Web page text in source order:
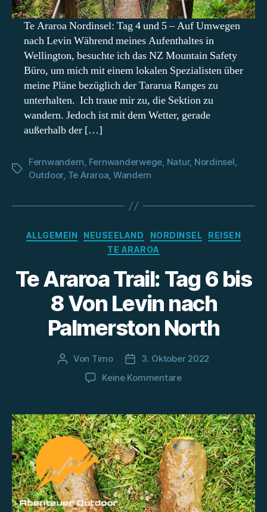
Te Araroa Nordinsel: Tag 4 und 5 – Auf Umwegen
nach Levin Während meines Aufenthaltes in
Wellington, besuchte ich das NZ Mountain Safety
Büro, um mich mit einem lokalen Spezialisten über
meine Pläne bezüglich der Tararua Ranges zu
unterhalten. Ich traue mir zu, die Sektion zu
wandern. Jedoch ist mit dem Wetter, gerade
außerhalb der […]
Schlagwörter
Fernwandern, Fernwanderwege, Natur, Nordinsel,
Outdoor, Te Araroa, Wandern
Kategorien
ALLGEMEIN NEUSEELAND NORDINSEL
REISEN
TE ARAROA
Te Araroa Trail: Tag 6 bis
8 Von Levin nach
Palmerston North
Beitragsautor
Von Timo Beitragsdatum
3. Oktober 2022
Keine Kommentarezu
Trail:
Tag
6
bis
8
Von
Levin
nach